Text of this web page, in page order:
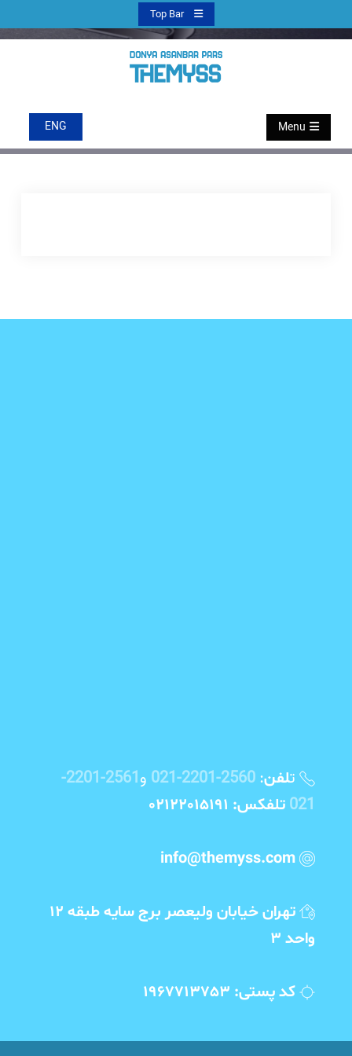
to
Top Bar
Menu
ENG
تعمیر و نگهداری
تلفن:
2560-2201-021 و
2561-2201-
021 تلفکس: 02122015191
info@themyss.com
تهران خیابان ولیعصر برج سایه طبقه 12
واحد 3
کد پستی: 1967713753